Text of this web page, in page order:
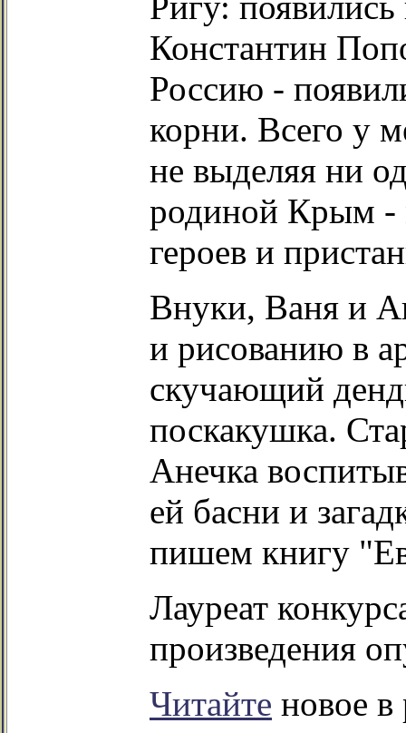
Константин
Россию -
корни. Всего у
не выделяя ни
родиной Крым -
героев и
Внуки, Ваня и
и рисованию в
скучающий
поскакушка.
Анечка
ей басни и
пишем книгу
Лауреат
произведения
Читайте новое в